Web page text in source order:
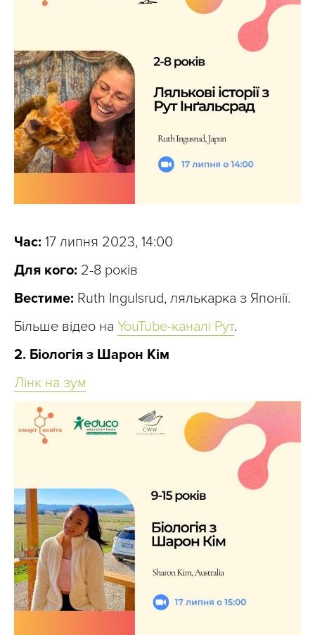
Час: 17 липня 2023, 14:00
Для кого: 2-8 років
Вестиме: Ruth Ingulsrud, лялькарка з Японії.
Більше відео на YouTube-каналі Рут.
2. Біологія з Шарон Кім
Лінк на зум